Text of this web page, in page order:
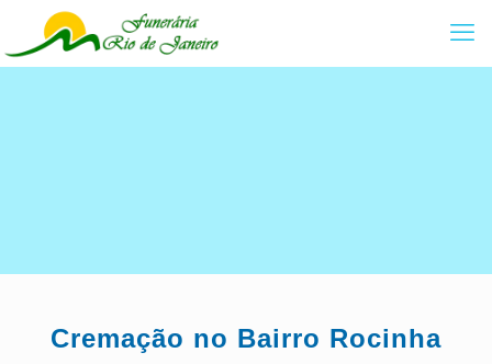
Cremação no Bairro Rocinha